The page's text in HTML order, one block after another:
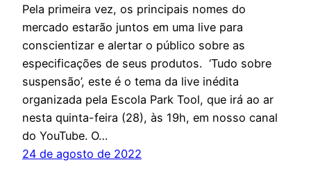
Pela primeira vez, os principais nomes do
mercado estarão juntos em uma live para
conscientizar e alertar o público sobre as
especificações de seus produtos. ‘Tudo sobre
suspensão’, este é o tema da live inédita
organizada pela Escola Park Tool, que irá ao ar
nesta quinta-feira (28), às 19h, em nosso canal
do YouTube. O…
24 de agosto de 2022